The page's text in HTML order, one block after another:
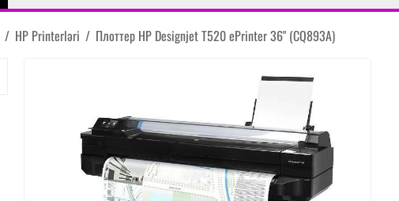
/ HP Printerləri / Плоттер HP Designjet T520 ePrinter 36" (CQ893A)